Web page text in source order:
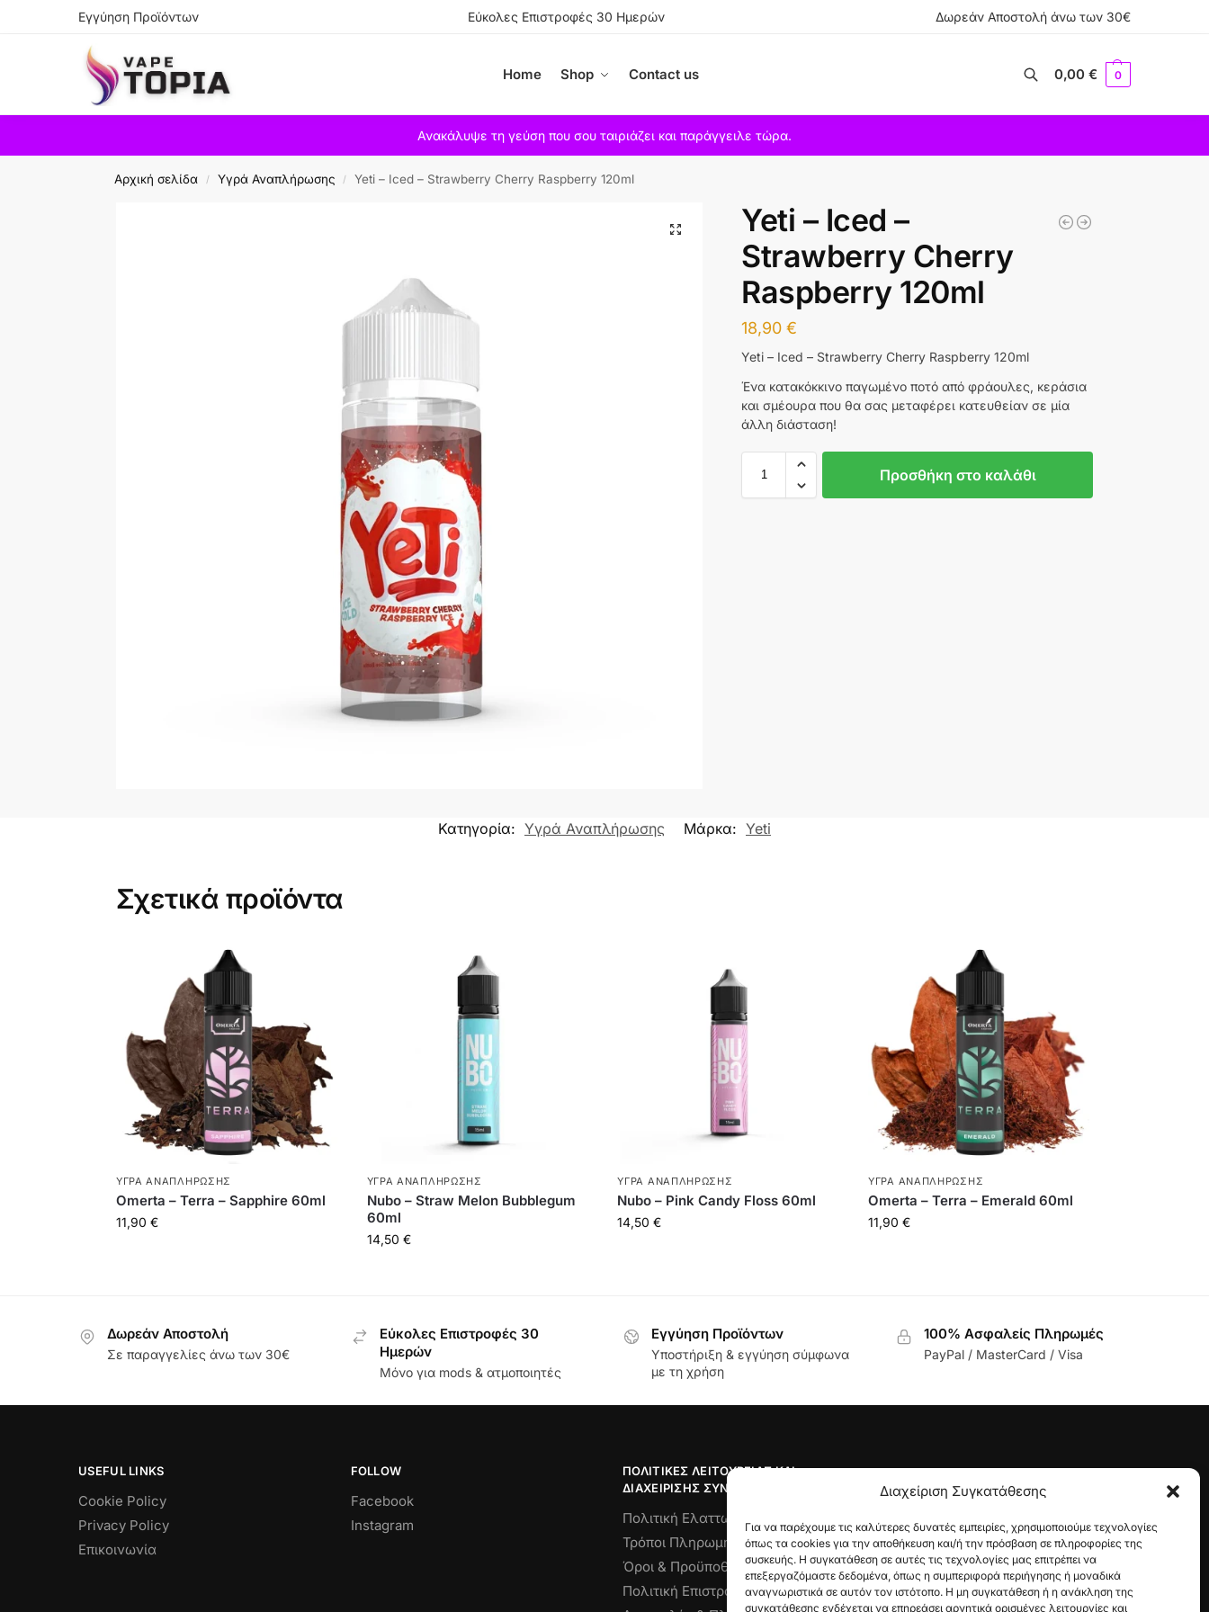
Διαχείριση Συγκατάθεσης
Για να παρέχουμε τις καλύτερες δυνατές εμπειρίες, χρησιμοποιούμε τεχνολογίες
όπως τα cookies για την αποθήκευση και/ή την πρόσβαση σε πληροφορίες της
συσκευής. Η συγκατάθεση σε αυτές τις τεχνολογίες μας επιτρέπει να
επεξεργαζόμαστε δεδομένα, όπως η συμπεριφορά περιήγησης ή μοναδικά
αναγνωριστικά σε αυτόν τον ιστότοπο. Η μη συγκατάθεση ή η ανάκληση της
συγκατάθεσης ενδέχεται να επηρεάσει αρνητικά ορισμένες λειτουργίες και
Εγγύηση Προϊόντων Εύκολες Επιστροφές 30 Ημερών Δωρεάν Αποστολή άνω των 30€
Home Shop Contact us
Search
0,00€ 0
Ανακάλυψε τη γεύση που σου ταιριάζει και παράγγειλε τώρα.
Αρχική σελίδα / Υγρά Αναπλήρωσης / Yeti – Iced – Strawberry Cherry Raspberry 120ml
Yeti – Iced –
Strawberry Cherry
Raspberry 120ml
18,90€
Yeti – Iced – Strawberry Cherry Raspberry 120ml
Ένα κατακόκκινο παγωμένο ποτό από φράουλες, κεράσια
και σμέουρα που θα σας μεταφέρει κατευθείαν σε μία
άλλη διάσταση!
Προσθήκη στο καλάθι
Κατηγορία: Υγρά Αναπλήρωσης Μάρκα: Yeti
Σχετικά προϊόντα
ΥΓΡΆ ΑΝΑΠΛΉΡΩΣΗΣ
Omerta – Terra – Sapphire 60ml
11,90 €
ΥΓΡΆ ΑΝΑΠΛΉΡΩΣΗΣ
Nubo – Straw Melon Bubblegum
60ml
14,50 €
ΥΓΡΆ ΑΝΑΠΛΉΡΩΣΗΣ
Nubo – Pink Candy Floss 60ml
14,50€
ΥΓΡΆ ΑΝΑΠΛΉΡΩΣΗΣ
Omerta – Terra – Emerald 60ml
11,90€
Δωρεάν Αποστολή
Σε παραγγελίες άνω των 30€
Εύκολες Επιστροφές 30
Ημερών
Μόνο για mods & ατμοποιητές
Εγγύηση Προϊόντων
Υποστήριξη & εγγύηση σύμφωνα
με τη χρήση
100% Ασφαλείς Πληρωμές
PayPal / MasterCard / Visa
USEFUL LINKS
Cookie Policy
Privacy Policy
Επικοινωνία
FOLLOW
Facebook
Instagram
ΠΟΛΙΤΙΚΈΣ ΛΕΙΤΟΥΡΓΊΑΣ ΚΑΙ
ΔΙΑΧΕΊΡΙΣΗΣ ΣΥΝΑΛΛΑΓΏΝ
Πολιτική Ελαττωματικού Προϊόντος
Τρόποι Πληρωμής
Όροι & Προϋποθέσεις
Πολιτική Επιστροφών